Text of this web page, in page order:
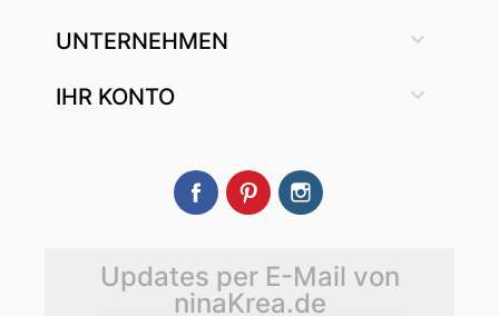
UNTERNEHMEN 
IHR KONTO 
FacebookPinterest
Updates per E-Mail von
ninaKrea.de